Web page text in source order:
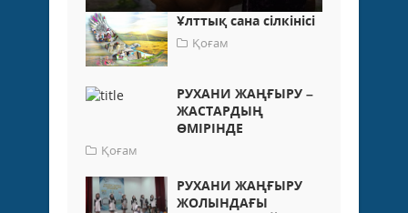
Ұлттық сана сілкінісі
Қоғам
РУХАНИ ЖАҢҒЫРУ –
ЖАСТАРДЫҢ
ӨМІРІНДЕ
Қоғам
РУХАНИ ЖАҢҒЫРУ
ЖОЛЫНДАҒЫ